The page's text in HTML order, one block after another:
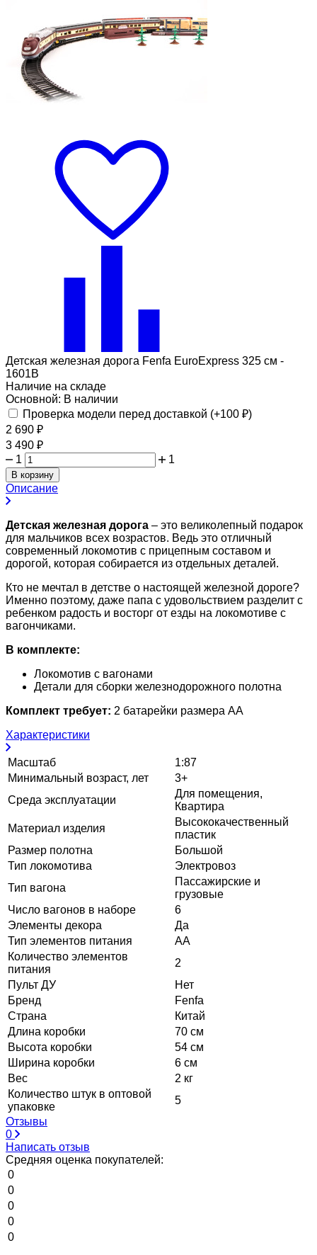
Детская железная дорога Fenfa EuroExpress 325 см -
1601B
Наличие на складе
Основной: В наличии
Проверка модели перед доставкой (+100 ₽)
2 690 ₽
3 490 ₽
1
1
В корзину
Описание
Детская железная дорога – это великолепный подарок
для мальчиков всех возрастов. Ведь это отличный
современный локомотив с прицепным составом и
дорогой, которая собирается из отдельных деталей.
Кто не мечтал в детстве о настоящей железной дороге?
Именно поэтому, даже папа с удовольствием разделит с
ребенком радость и восторг от езды на локомотиве с
вагончиками.
В комплекте:
Локомотив с вагонами
Детали для сборки железнодорожного полотна
Комплект требует: 2 батарейки размера АА
Характеристики
Масштаб
1:87
Минимальный возраст, лет
3+
Среда эксплуатации
Для помещения,
Квартира
Материал изделия
Высококачественный
пластик
Размер полотна
Большой
Тип локомотива
Электровоз
Тип вагона
Пассажирские и
грузовые
Число вагонов в наборе
6
Элементы декора
Да
Тип элементов питания
АА
Количество элементов
питания
2
Пульт ДУ
Нет
Бренд
Fenfa
Страна
Китай
Длина коробки
70 см
Высота коробки
54 см
Ширина коробки
6 см
Вес
2 кг
Количество штук в оптовой
упаковке
5
Отзывы
0
Написать отзыв
Средняя оценка покупателей:
0
0
0
0
0